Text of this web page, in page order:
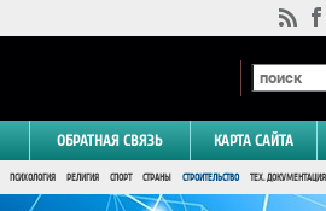
ОБРАТНАЯ СВЯЗЬ КАРТА САЙТА
ПСИХОЛОГИЯ РЕЛИГИЯ СПОРТ СТРАНЫ СТРОИТЕЛЬСТВО ТЕХ. ДОКУМЕНТАЦИЯ